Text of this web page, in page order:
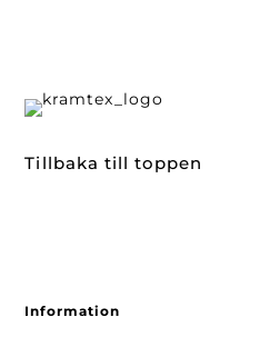
Tillbaka till toppen
Information